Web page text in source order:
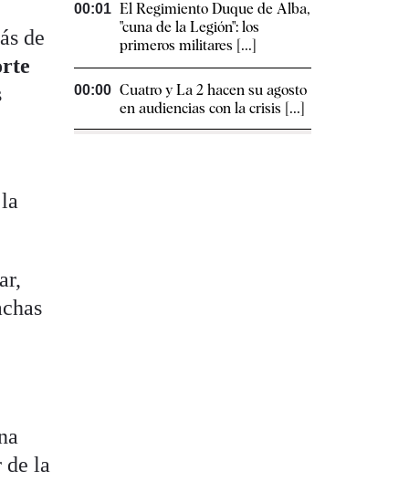
de
de la
00:01 El Regimiento Duque de Alba,
"cuna de la Legión": los
primeros militares [...]
00:00 Cuatro y La 2 hacen su agosto
en audiencias con la crisis [...]